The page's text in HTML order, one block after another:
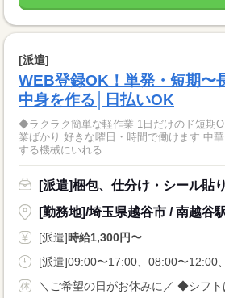
[派遣]
WEB登録OK！単発・短期〜
中身を作る│日払いOK
◆ラクラク簡単な軽作業 1日だけのド短期
業ばかり 好きな曜日・時間で働けます 中
する機械にいれる ...
[派遣]梱包、仕分け・シール貼
[勤務地]/埼玉県越谷市 / 南越谷
[派遣]時給1,300円〜
[派遣]09:00〜17:00、08:00〜12:00